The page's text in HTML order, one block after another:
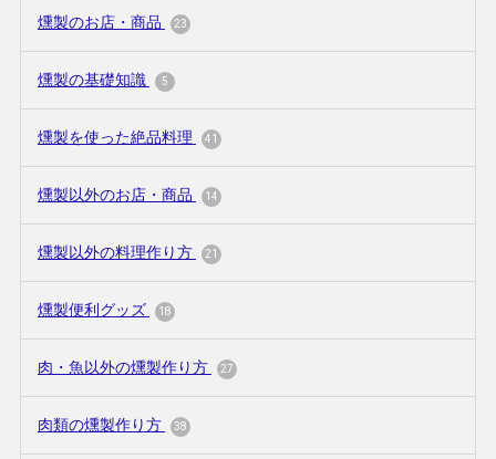
燻製のお店・商品 23
燻製の基礎知識 5
燻製を使った絶品料理 41
燻製以外のお店・商品 14
燻製以外の料理作り方 21
燻製便利グッズ 18
肉・魚以外の燻製作り方 27
肉類の燻製作り方 38